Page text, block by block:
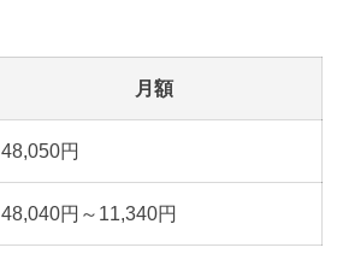
月額
48,050円
48,040円～11,340円